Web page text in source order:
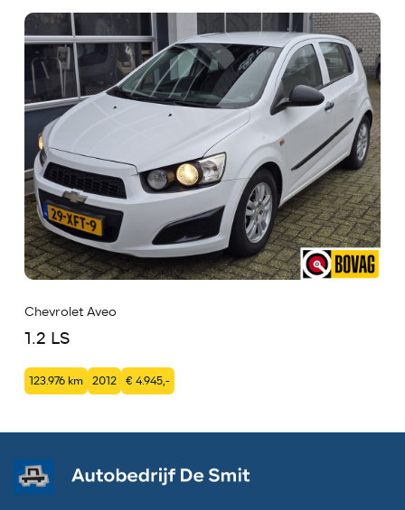
Chevrolet Aveo
1.2 LS
123.976 km 2012 € 4.945,-